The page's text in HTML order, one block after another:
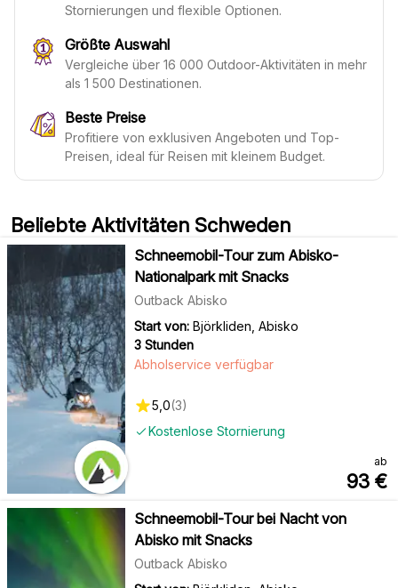
Stornierungen und flexible Optionen.
Größte Auswahl
Vergleiche über 16 000 Outdoor-Aktivitäten in mehr
als 1 500 Destinationen.
Beste Preise
Profitiere von exklusiven Angeboten und Top-
Preisen, ideal für Reisen mit kleinem Budget.
Beliebte Aktivitäten Schweden
Schneemobil-Tour zum Abisko-
Nationalpark mit Snacks
Outback Abisko
Start von: Björkliden, Abisko
3 Stunden
Kostenlose Stornierung
Abholservice verfügbar
5,0(3)
ab
93 €
Schneemobil-Tour bei Nacht von
Abisko mit Snacks
Outback Abisko